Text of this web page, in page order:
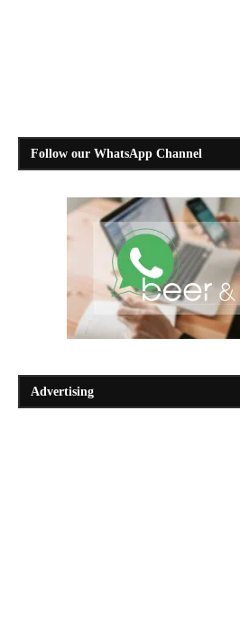
Follow our WhatsApp Channel
Advertising